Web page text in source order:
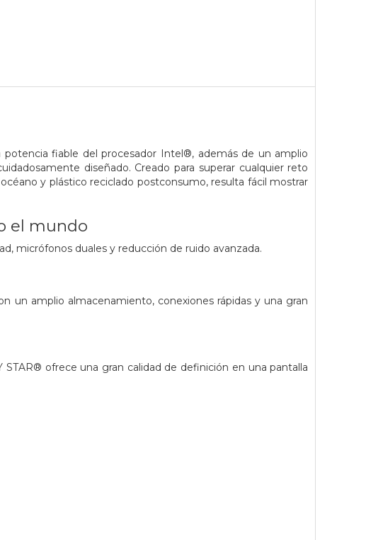
fiable del procesador Intel®, además de un amplio
diseñado. Creado para superar cualquier reto
y plástico reciclado postconsumo, resulta fácil mostrar
el mundo
micrófonos duales y reducción de ruido avanzada.
un amplio almacenamiento, conexiones rápidas y una gran
ofrece una gran calidad de definición en una pantalla